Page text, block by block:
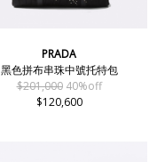
PRADA
黑色拼布串珠中號托特包
$201,000 40%off
$120,600